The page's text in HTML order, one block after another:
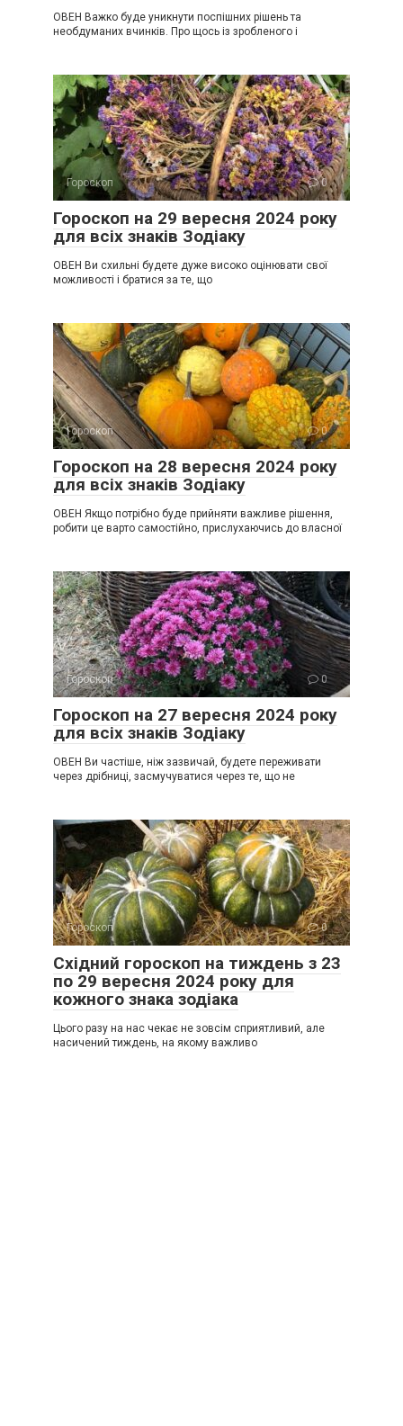
ОВЕН Важко буде уникнути поспішних рішень та
необдуманих вчинків. Про щось із зробленого і
Гороскоп 0
Гороскоп на 29 вересня 2024 року
для всіх знаків Зодіаку
ОВЕН Ви схильні будете дуже високо оцінювати свої
можливості і братися за те, що
Гороскоп 0
Гороскоп на 28 вересня 2024 року
для всіх знаків Зодіаку
ОВЕН Якщо потрібно буде прийняти важливе рішення,
робити це варто самостійно, прислухаючись до власної
Гороскоп 0
Гороскоп на 27 вересня 2024 року
для всіх знаків Зодіаку
ОВЕН Ви частіше, ніж зазвичай, будете переживати
через дрібниці, засмучуватися через те, що не
Гороскоп 0
Східний гороскоп на тиждень з 23
по 29 вересня 2024 року для
кожного знака зодіака
Цього разу на нас чекає не зовсім сприятливий, але
насичений тиждень, на якому важливо